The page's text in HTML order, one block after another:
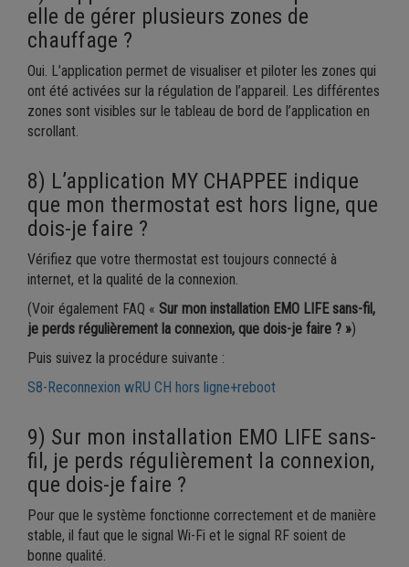
elle de gérer plusieurs zones de
chauffage ?
Oui. L’application permet de visualiser et piloter les zones qui
ont été activées sur la régulation de l’appareil. Les différentes
zones sont visibles sur le tableau de bord de l’application en
scrollant.
8) L’application MY CHAPPEE indique
que mon thermostat est hors ligne, que
dois-je faire ?
Vérifiez que votre thermostat est toujours connecté à
internet, et la qualité de la connexion.
(Voir également FAQ « Sur mon installation EMO LIFE sans-fil,
je perds régulièrement la connexion, que dois-je faire ? »)
Puis suivez la procédure suivante :
S8-Reconnexion wRU CH hors ligne+reboot
9) Sur mon installation EMO LIFE sans-
fil, je perds régulièrement la connexion,
que dois-je faire ?
Pour que le système fonctionne correctement et de manière
stable, il faut que le signal Wi-Fi et le signal RF soient de
bonne qualité.